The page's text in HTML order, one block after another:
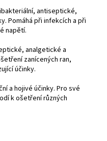
antiseptické,
Pomáhá při infekcích a při
napětí.
analgetické a
zanícených ran,
účinky.
a hojivé účinky. Pro své
k ošetření různých